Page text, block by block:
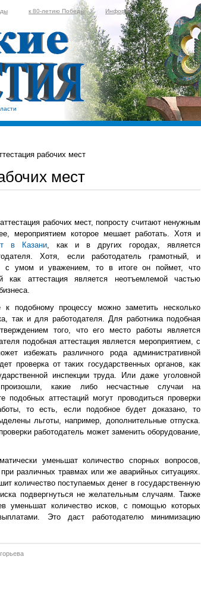
к 80-летию Победы Информер
рабочих мест
мест
рабочих мест, попросту считают ненужным
мероприятием которое мешает работать. Хотя и
в Казани, как и в других городах, является
Хотя, если работодатель грамотный, и
с умом и уважением, то в итоге он поймет, что
как аттестация является неотъемлемой частью
к подобному процессу можно заметить несколько
так и для работодателя. Для работника подобная
того, что его место работы является
подобная аттестация является мероприятием, с
избежать различного рода административной
проверка от таких государственных органов, как
инспекции труда. Или даже уголовной
произошли, какие либо несчастные случаи на
подобных аттестаций могут проводиться проверки
то есть, если подобное будет доказано, то
льготы, например, дополнительные отпуска.
работодатель может заменить оборудование,
уменьшат количество спорных вопросов,
при различных травмах или же аварийных ситуациях.
количество поступаемых денег в государственную
подвергнуться не желательным случаям. Также
уменьшат количество исков, с помощью которых
Это даст работодателю минимизацию